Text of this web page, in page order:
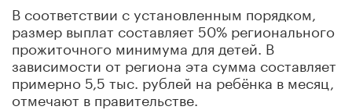
В соответствии с установленным порядком,
размер выплат составляет 50% регионального
прожиточного минимума для детей. В
зависимости от региона эта сумма составляет
примерно 5,5 тыс. рублей на ребёнка в месяц,
отмечают в правительстве.